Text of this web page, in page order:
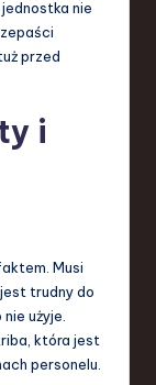
nie
przed
i
Musi
trudny do
użyje.
która jest
personelu.